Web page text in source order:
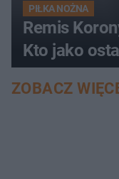
PIŁKA NOŻNA
Remis
Kto jako
ZOBACZ